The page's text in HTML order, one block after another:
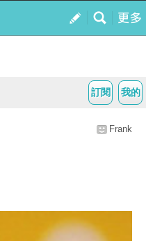
我的
訂閱
Frank